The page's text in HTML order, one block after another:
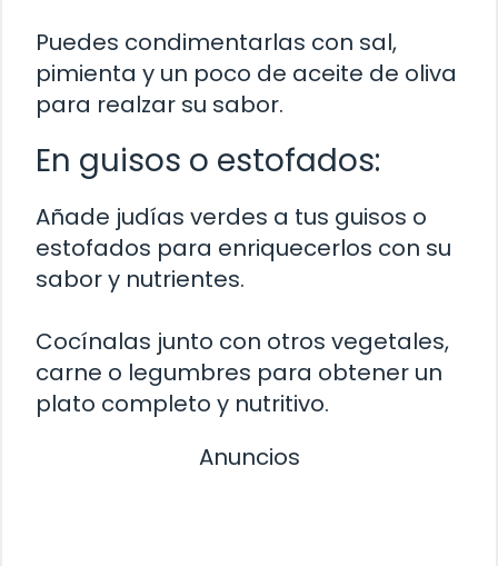
Puedes condimentarlas con sal,
pimienta y un poco de aceite de oliva
para realzar su sabor.
En guisos o estofados:
Añade judías verdes a tus guisos o
estofados para enriquecerlos con su
sabor y nutrientes.
Cocínalas junto con otros vegetales,
carne o legumbres para obtener un
plato completo y nutritivo.
Anuncios